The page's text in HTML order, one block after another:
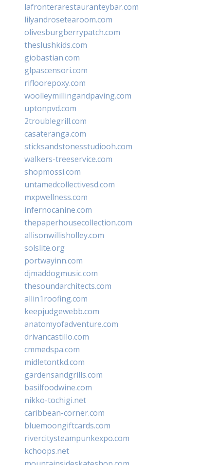
lafronterarestauranteybar.com
lilyandrosetearoom.com
olivesburgberrypatch.com
theslushkids.com
giobastian.com
glpascensori.com
rifloorepoxy.com
woolleymillingandpaving.com
uptonpvd.com
2troublegrill.com
casateranga.com
sticksandstonesstudiooh.com
walkers-treeservice.com
shopmossi.com
untamedcollectivesd.com
mxpwellness.com
infernocanine.com
thepaperhousecollection.com
allisonwillisholley.com
solslite.org
portwayinn.com
djmaddogmusic.com
thesoundarchitects.com
allin1roofing.com
keepjudgewebb.com
anatomyofadventure.com
drivancastillo.com
cmmedspa.com
midletontkd.com
gardensandgrills.com
basilfoodwine.com
nikko-tochigi.net
caribbean-corner.com
bluemoongiftcards.com
rivercitysteampunkexpo.com
kchoops.net